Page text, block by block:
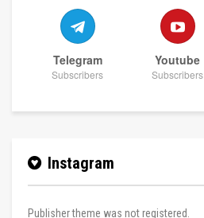
Telegram
Subscribers
Youtube
Subscribers
Instagram
Publisher theme was not registered.